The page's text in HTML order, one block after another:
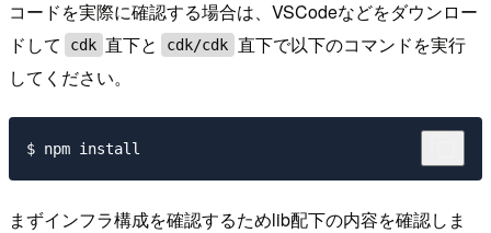
コードを実際に確認する場合は、VSCodeなどをダウンロー
ドして
cdk 直下と cdk/cdk 直下で以下のコマンドを実行
してください。
まずインフラ構成を確認するためlib配下の内容を確認しま